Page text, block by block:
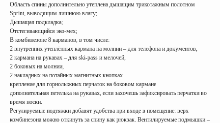
Область спины дополнительно утеплена дышащим трикотажным полотном
Sprint, выводящим лишнюю влагу;
Дышащая подкладка;
Отстегивающийся эко-мех;
В комбинезоне 8 карманов, в том числе:
2 внутренних утеплённых кармана на молнии – для телефона и документов,
2 кармана на рукавах – для ski-pass и мелочей,
2 боковых на молнии,
2 накладных на потайных магнитных кнопках
крепление для горнолыжных перчаток на боковом кармане
дополнительная петелька на рукавах, если захочешь зафиксировать перчатки во
время носки.
Регулируемые подтяжки добавят удобства при входе в помещение: верх
комбинезона можно откинуть за спину как рюкзак. Вентилируемые подмышки –